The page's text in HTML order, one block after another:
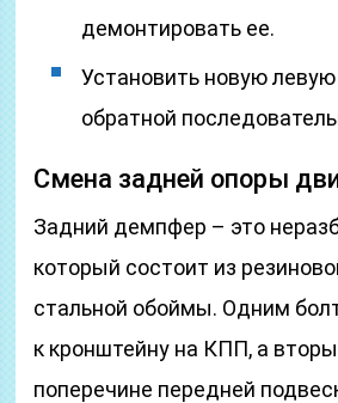
демонтировать ее.
Установить новую
обратной
Смена задней опоры
Задний демпфер – это
который состоит из
стальной обоймы. Одним
к кронштейну на КПП, а
поперечине передней